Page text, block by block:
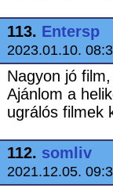
113. Entersp
2023.01.10.
Nagyon jó
Ajánlom a
ugrálós filmek
112. somliv
2021.12.05.